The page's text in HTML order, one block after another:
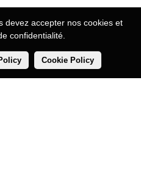
Notre histoire
Produits
Machines
Lignes
devez accepter nos cookies et
confidentialité.
Cookie Policy